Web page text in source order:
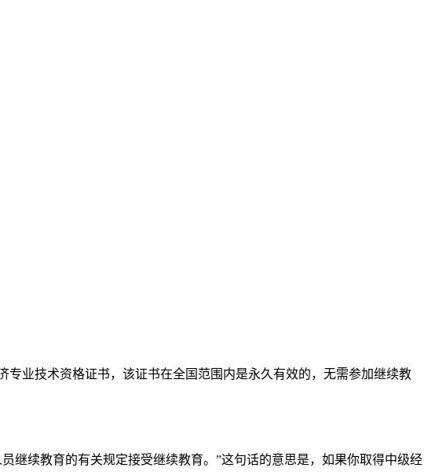
业技术资格证书，该证书在全国范围内是永久有效的，无需参加继续教
续教育的有关规定接受继续教育。”这句话的意思是，如果你取得中级经